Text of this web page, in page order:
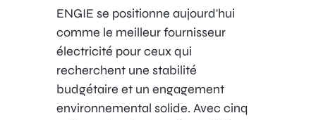
ENGIE se positionne aujourd'hui
comme le meilleur fournisseur
électricité pour ceux qui
recherchent une stabilité
budgétaire et un engagement
environnemental solide. Avec cinq